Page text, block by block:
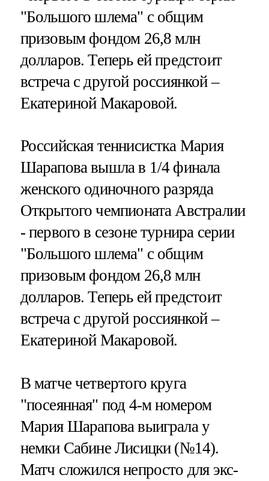
"Большого шлема" с общим
призовым фондом 26,8 млн
долларов. Теперь ей предстоит
встреча с другой россиянкой –
Екатериной Макаровой.
Российская теннисистка Мария
Шарапова вышла в 1/4 финала
женского одиночного разряда
Открытого чемпионата Австралии
- первого в сезоне турнира серии
"Большого шлема" с общим
призовым фондом 26,8 млн
долларов. Теперь ей предстоит
встреча с другой россиянкой –
Екатериной Макаровой.
В матче четвертого круга
"посеянная" под 4-м номером
Мария Шарапова выиграла у
немки Сабине Лисицки (№14).
Матч сложился непросто для экс-